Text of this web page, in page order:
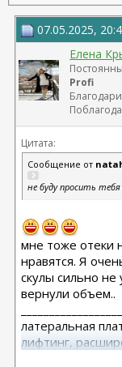
07.05.2025,
Елена
Profi
Цитата:
Сообщение от
не буду просить
мне тоже отеки
нравятся. Я
скулы сильно
вернули объем..
латеральная
лифтинг,
височный